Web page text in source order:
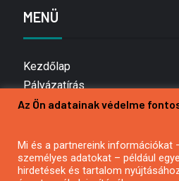
MENÜ
Kezdőlap
Pályázatírás
Bemutatkozás
Hírlevél feliratkozás
Impresszum
Az Ön adatainak védelme
Mi és a partnereink
személyes adatokat – például
hirdetések és tartalom